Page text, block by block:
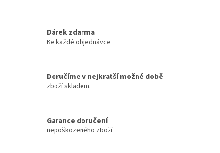
Dárek zdarma
Ke každé objednávce
Doručíme v nejkratší možné době
zboží skladem.
Garance doručení
nepoškozeného zboží